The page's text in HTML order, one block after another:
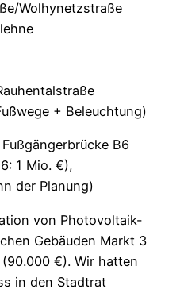
Wolhynetzstraße
+ Beleuchtung)
B6
1 Mio. €),
der Planung)
von Photovoltaik-
Gebäuden Markt 3
€). Wir hatten
in den Stadtrat